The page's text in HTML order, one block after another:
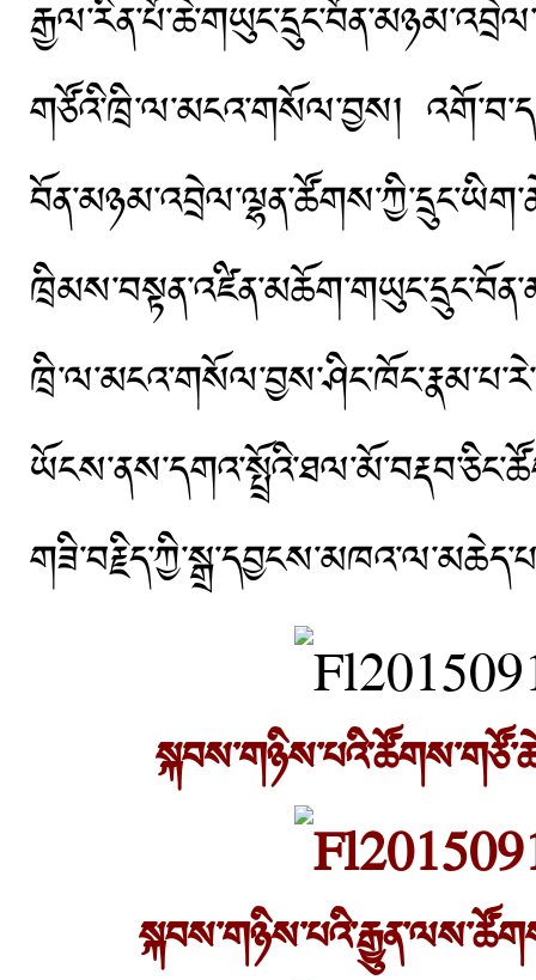
གཙོའི་ཁྲི་ལ་མངའ་གསོལ་བྱས།